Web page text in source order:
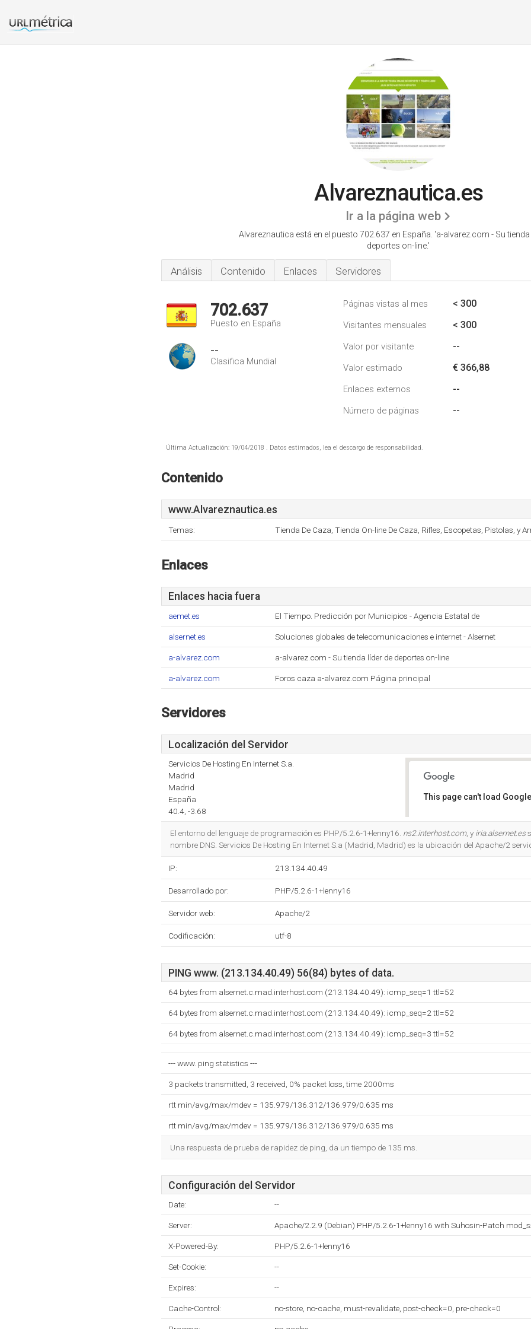
Alvareznautica.es
Ir a la página web
Alvareznautica está en el puesto 702.637 en España. 'a-alvarez.com - Su tienda
deportes on-line.'
Análisis Contenido Enlaces Servidores
702.637
Puesto en España
--
Clasifica Mundial
Páginas vistas al mes < 300
Visitantes mensuales < 300
Valor por visitante --
Valor estimado € 366,88
Enlaces externos --
Número de páginas --
Última Actualización: 19/04/2018 . Datos estimados, lea el descargo de responsabilidad.
Contenido
www.Alvareznautica.es
Temas: Tienda De Caza, Tienda On-line De Caza, Rifles, Escopetas, Pistolas, y
Enlaces
Enlaces hacia fuera
aemet.es El Tiempo. Predicción por Municipios - Agencia Estatal de
alsernet.es Soluciones globales de telecomunicaciones e internet - Alsernet
a-alvarez.com a-alvarez.com - Su tienda líder de deportes on-line
a-alvarez.com Foros caza a-alvarez.com Página principal
Servidores
Localización del Servidor
Servicios De Hosting En Internet S.a.
Madrid
Madrid
España
40.4, -3.68
This page can't load
El entorno del lenguaje de programación es PHP/5.2.6-1+lenny16. ns2.interhost.com, y iria.alsernet.es
nombre DNS. Servicios De Hosting En Internet S.a (Madrid, Madrid) es la ubicación del Apache/2
IP: 213.134.40.49
Desarrollado por: PHP/5.2.6-1+lenny16
Servidor web: Apache/2
Codificación: utf-8
PING www. (213.134.40.49) 56(84) bytes of data.
64 bytes from alsernet.c.mad.interhost.com (213.134.40.49): icmp_seq=1 ttl=52
64 bytes from alsernet.c.mad.interhost.com (213.134.40.49): icmp_seq=2 ttl=52
64 bytes from alsernet.c.mad.interhost.com (213.134.40.49): icmp_seq=3 ttl=52
--- www. ping statistics ---
3 packets transmitted, 3 received, 0% packet loss, time 2000ms
rtt min/avg/max/mdev = 135.979/136.312/136.979/0.635 ms
rtt min/avg/max/mdev = 135.979/136.312/136.979/0.635 ms
Una respuesta de prueba de rapidez de ping, da un tiempo de 135 ms.
Configuración del Servidor
Date: --
Server: Apache/2.2.9 (Debian) PHP/5.2.6-1+lenny16 with Suhosin-Patch
X-Powered-By: PHP/5.2.6-1+lenny16
Set-Cookie: --
Expires: --
Cache-Control: no-store, no-cache, must-revalidate, post-check=0, pre-check=0